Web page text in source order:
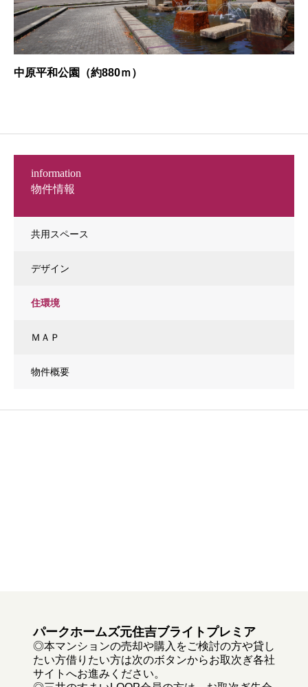
中原平和公園（約880ｍ）
物件情報
information
共用スペース
デザイン
住環境
ＭＡＰ
物件概要
パークホームズ元住吉ブライトプレミア
◎本マンションの売却や購入をご検討の方や貸し
たい方借りたい方は次のボタンからお取次ぎ各社
サイトへお進みください。